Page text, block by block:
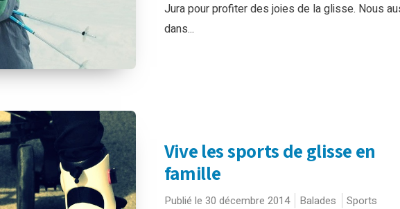
Jura pour profiter des joies de la glisse. Nous
dans...
Vive les sports de glisse en
famille
Publié le 30 décembre 2014 Balades Sports